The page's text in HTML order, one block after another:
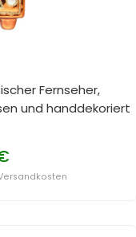
Fernseher,
und handdekoriert